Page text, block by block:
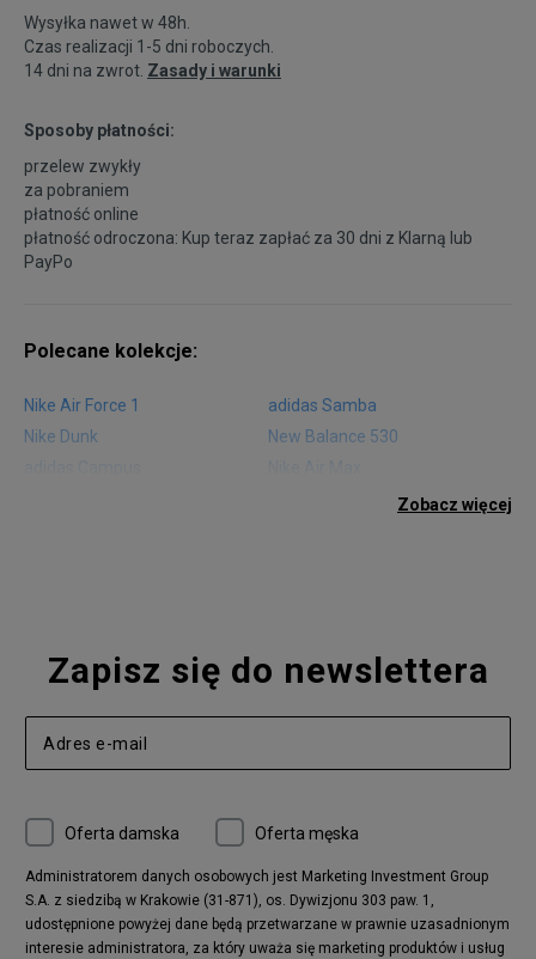
41 26,5 cm
27 cm
43 28 cm
44,5 29 cm
Wysyłka nawet w 48h.
Czas realizacji 1-5 dni roboczych.
14 dni na zwrot. Zasady i warunki
Sposoby płatności:
przelew zwykły
za pobraniem
płatność online
płatność odroczona: Kup teraz zapłać za 30 dni z Klarną lub
PayPo
Polecane kolekcje:
Nike Air Force 1
adidas Samba
Nike Dunk
New Balance 530
Air Jordan 1
New Balance 327
adidas Handball Spezial
Birkenstock Arizona
Nike Air Max 270
New Balance CT302
adidas Ozelia
Nike Air More Uptempo
adidas Stan Smith
Puma Mayze
Reebok Club C
New Balance 2002
adidas NMD
Converse Run Star Hike
Nike Air Max Pulse
Zobacz więcej
Zapisz się do newslettera
Oferta damska Oferta męska
Administratorem danych osobowych jest Marketing Investment Group
S.A. z siedzibą w Krakowie (31-871), os. Dywizjonu 303 paw. 1,
udostępnione powyżej dane będą przetwarzane w prawnie uzasadnionym
interesie administratora, za który uważa się marketing produktów i usług